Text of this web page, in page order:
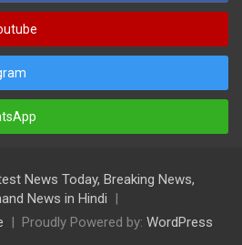
News Today, Breaking News,
News in Hindi
Proudly Powered by: WordPress